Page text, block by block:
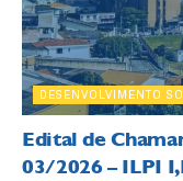
DESENVOLVIMENTO
Edital de
03/2026 – ILPI